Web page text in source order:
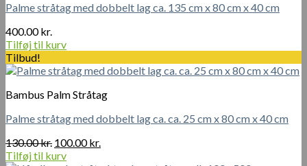
Palme stråtag med dobbelt lag ca. 135 cm x 80 cm x 40 cm
400.00kr.
Tilføj til kurv
Tilbud!
Bambus Palm Stråtag
Palme stråtag med dobbelt lag ca. ca. 25 cm x 80 cm x 40 cm
130.00kr. Den
oprindelige
100.00kr.
Tilføj til kurv